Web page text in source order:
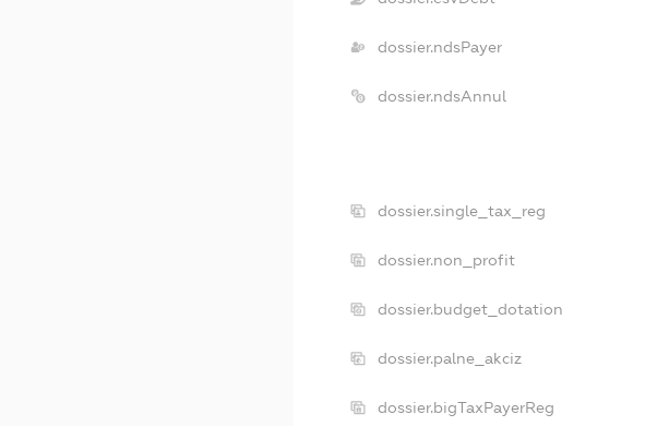
dossier.ndsPayer
dossier.ndsAnnul
dossier.single_tax_reg
dossier.non_profit
dossier.budget_dotation
dossier.palne_akciz
dossier.bigTaxPayerReg